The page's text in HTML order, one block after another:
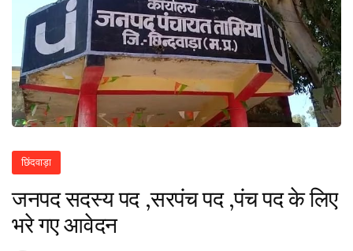
छिंदवाड़ा
जनपद सदस्य पद ,सरपंच पद ,पंच पद के लिए
भरे गए आवेदन